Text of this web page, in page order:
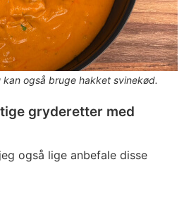
også bruge hakket svinekød.
gryderetter med
også lige anbefale disse